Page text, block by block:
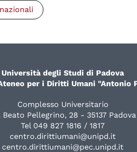
Università degli Studi di Padova
per i Diritti Umani "Antonio
Complesso Universitario
Beato Pellegrino, 28 - 35137 Padova
Tel 049 827 1816 / 1817
centro.dirittiumani@unipd.it
centro.dirittiumani@pec.unipd.it